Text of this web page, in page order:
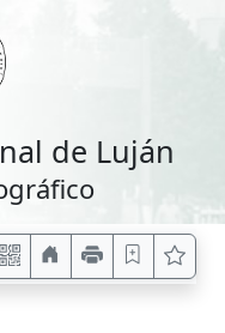
de Luján